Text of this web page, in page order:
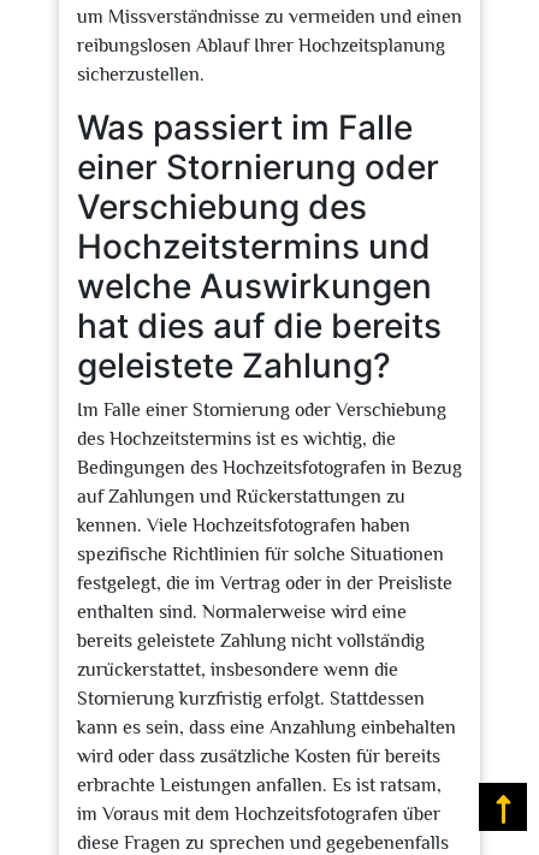
um Missverständnisse zu vermeiden und einen
reibungslosen Ablauf Ihrer Hochzeitsplanung
sicherzustellen.
Was passiert im Falle
einer Stornierung oder
Verschiebung des
Hochzeitstermins und
welche Auswirkungen
hat dies auf die bereits
geleistete Zahlung?
Im Falle einer Stornierung oder Verschiebung
des Hochzeitstermins ist es wichtig, die
Bedingungen des Hochzeitsfotografen in Bezug
auf Zahlungen und Rückerstattungen zu
kennen. Viele Hochzeitsfotografen haben
spezifische Richtlinien für solche Situationen
festgelegt, die im Vertrag oder in der Preisliste
enthalten sind. Normalerweise wird eine
bereits geleistete Zahlung nicht vollständig
zurückerstattet, insbesondere wenn die
Stornierung kurzfristig erfolgt. Stattdessen
kann es sein, dass eine Anzahlung einbehalten
wird oder dass zusätzliche Kosten für bereits
erbrachte Leistungen anfallen. Es ist ratsam,
im Voraus mit dem Hochzeitsfotografen über
diese Fragen zu sprechen und gegebenenfalls